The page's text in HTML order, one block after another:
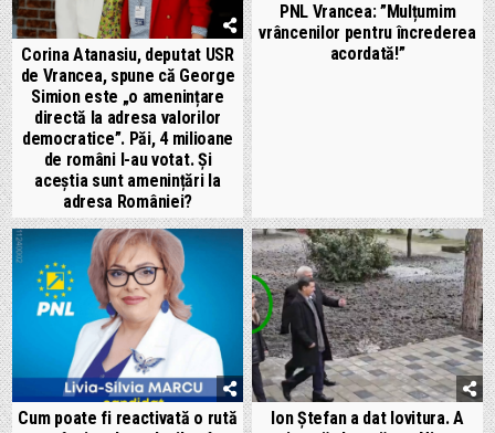
Corina Atanasiu, deputat USR
de Vrancea, spune că George
Simion este „o amenințare
directă la adresa valorilor
democratice”. Păi, 4 milioane
de români l-au votat. Și
aceștia sunt amenințări la
adresa României?
PNL Vrancea: ”Mulțumim
vrâncenilor pentru încrederea
acordată!”
Cum poate fi reactivată o rută
Ion Ștefan a dat lovitura. A